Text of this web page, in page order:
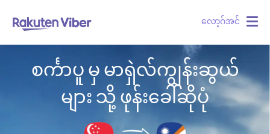
လော့ဂ်အင်
စင်္ကာပူ မှ မာရှဲလ်ကျွန်းဆွယ်
များ သို့ ဖုန်းခေါ်ဆိုပုံ